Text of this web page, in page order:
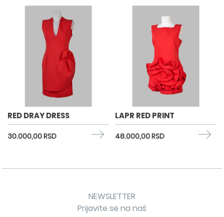
RED DRAY DRESS
30.000,00 RSD
LAPR RED PRINT
48.000,00 RSD
NEWSLETTER
Prijavite se na naš